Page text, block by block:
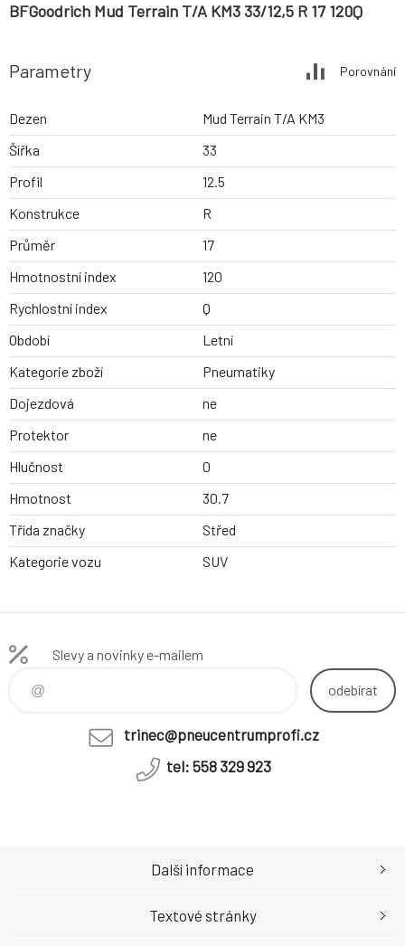
BFGoodrich Mud Terrain T/A KM3 33/12,5 R 17 120Q
Parametry Porovnání
Dezen
Mud Terrain T/A KM3
Šířka
33
Profil
12.5
Konstrukce
R
Průměr
17
Hmotnostní index
120
Rychlostní index
Q
Období
Letní
Kategorie zboží
Pneumatiky
Dojezdová
ne
Protektor
ne
Hlučnost
0
Hmotnost
30.7
Třída značky
Střed
Kategorie vozu
SUV
Slevy a novinky e-mailem
odebírat
trinec@pneucentrumprofi.cz
tel: 558 329 923
Další informace
Textové stránky